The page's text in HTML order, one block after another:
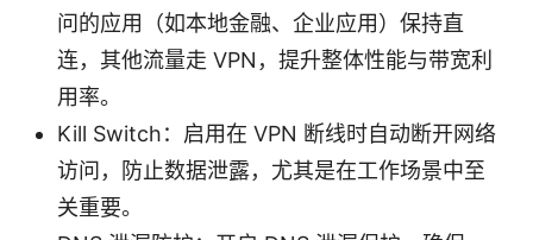
问的应用（如本地金融、企业应用）保持直
连，其他流量走 VPN，提升整体性能与带宽利
用率。
Kill Switch：启用在 VPN 断线时自动断开网络
访问，防止数据泄露，尤其是在工作场景中至
关重要。